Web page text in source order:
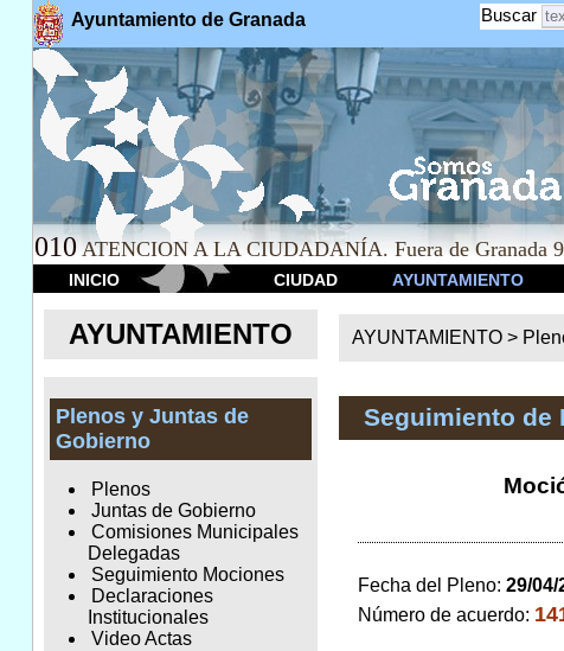
Ayuntamiento de Granada Buscar
010 ATENCION A LA CIUDADANÍA. Fuera de Granada
INICIO CIUDAD AYUNTAMIENTO
AYUNTAMIENTO
Plenos y Juntas de
Gobierno
Plenos
Juntas de Gobierno
Comisiones Municipales
Delegadas
Seguimiento Mociones
Declaraciones
Institucionales
Video Actas
AYUNTAMIENTO >
Seguimiento de
Fecha del Pleno: 29/04/
Número de acuerdo: